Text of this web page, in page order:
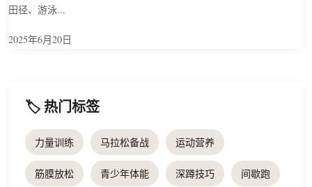
田径、游泳...
2025年6月20日
🏷️ 热门标签
力量训练 马拉松备战 运动营养
筋膜放松 青少年体能 深蹲技巧 间歇跑